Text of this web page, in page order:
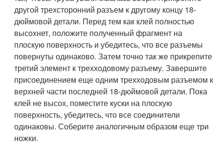
другой трехсторонний разъем к другому концу 18-
дюймовой детали. Перед тем как клей полностью
высохнет, положите полученный фрагмент на
плоскую поверхность и убедитесь, что все разъемы
повернуты одинаково. Затем точно так же прикрепите
третий элемент к трехходовому разъему. Завершите
присоединением еще одним трехходовым разъемом к
верхней части последней 18-дюймовой детали. Пока
клей не высох, поместите куски на плоскую
поверхность, убедитесь, что все соединители
одинаковы. Соберите аналогичным образом еще три
ножки.